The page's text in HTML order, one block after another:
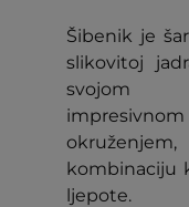
Šibenik je
slikovitoj
svojom
kombinaciju
ljepote.